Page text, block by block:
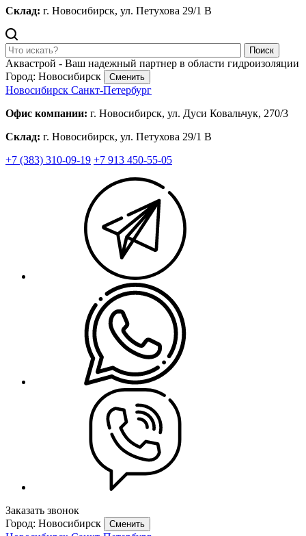
Склад: г. Новосибирск, ул. Петухова 29/1 В
Поиск
Аквастрой - Ваш надежный партнер в области гидроизоляции
Город: Новосибирск
Сменить
Новосибирск Санкт-Петербург
Офис компании: г. Новосибирск, ул. Дуси Ковальчук, 270/3
Склад: г. Новосибирск, ул. Петухова 29/1 В
+7 (383) 310-09-19 +7 913 450-55-05
Заказать звонок
Город: Новосибирск
Сменить